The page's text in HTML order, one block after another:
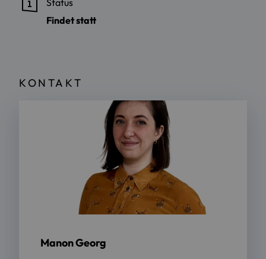
Findet statt
KONTAKT
Manon Georg